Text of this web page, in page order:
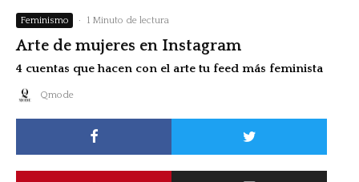
Feminismo · 1 Minuto de lectura
Arte de mujeres en Instagram
4 cuentas que hacen con el arte tu feed más feminista
Qmode